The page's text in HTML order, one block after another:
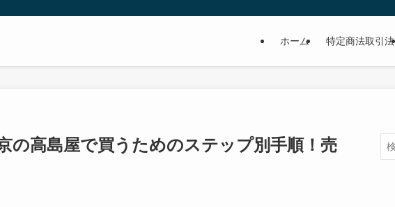
ホーム 特定商法取引法
の高島屋で買うためのステップ別手順！売